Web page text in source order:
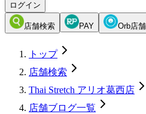
ログイン
店舗検索 PAY Orb店舗
トップ
店舗検索
Thai Stretch アリオ葛西店
店舗ブログ一覧